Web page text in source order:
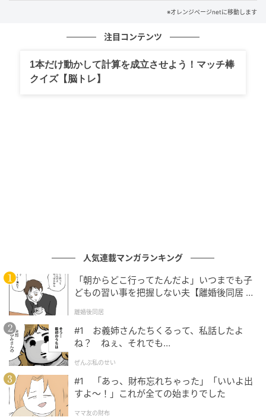
（2）きゅうりは薄い小口切りにして塩をまぶし、10
分ほどおいて手で水けを絞る。玉ねぎは縦に薄切りに
して水にさらし、ペーパータオルに包んで水けを取
る。青じそは軸を除いて一口大にちぎり、ゆで卵は殻
をむいて横半分に切る。
（3）器にじゃがいも、きゅうり、玉ねぎ、しそ、ゆで
卵を盛り合わせる。マヨネーズを添えて梅肉をのせ、
卓上で混ぜていただく。
※オレンジページnetに移動します
注目コンテンツ
1本だけ動かして計算を成立させよう！マッチ棒
クイズ【脳トレ】
人気連載マンガランキング
「朝からどこ行ってたんだよ」いつまでも子
どもの習い事を把握しない夫【離婚後同居 Vo
離婚後同居
#1 お義姉さんたちくるって、私話したよ
ね？ ねぇ、それでも…
ぜんぶ私のせい
#1 「あっ、財布忘れちゃった」「いいよ出
すよ〜！」これが全ての始まりでした
ママ友の財布